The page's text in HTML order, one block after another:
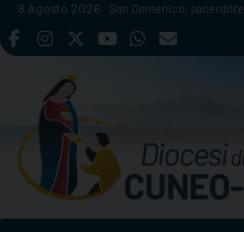
Skip
to
8 Agosto 2026 San Domenico, sacerdote